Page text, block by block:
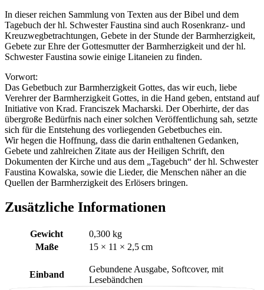
In dieser reichen Sammlung von Texten aus der Bibel und dem
Tagebuch der hl. Schwester Faustina sind auch Rosenkranz- und
Kreuzwegbetrachtungen, Gebete in der Stunde der Barmherzigkeit,
Gebete zur Ehre der Gottesmutter der Barmherzigkeit und der hl.
Schwester Faustina sowie einige Litaneien zu finden.
Vorwort:
Das Gebetbuch zur Barmherzigkeit Gottes, das wir euch, liebe
Verehrer der Barmherzigkeit Gottes, in die Hand geben, entstand auf
Initiative von Krad. Franciszek Macharski. Der Oberhirte, der das
übergroße Bedürfnis nach einer solchen Veröffentlichung sah, setzte
sich für die Entstehung des vorliegenden Gebetbuches ein.
Wir hegen die Hoffnung, dass die darin enthaltenen Gedanken,
Gebete und zahlreichen Zitate aus der Heiligen Schrift, den
Dokumenten der Kirche und aus dem „Tagebuch“ der hl. Schwester
Faustina Kowalska, sowie die Lieder, die Menschen näher an die
Quellen der Barmherzigkeit des Erlösers bringen.
Zusätzliche Informationen
Gewicht
0,300 kg
Maße
15 × 11 × 2,5 cm
Einband
Gebundene Ausgabe, Softcover, mit
Lesebändchen